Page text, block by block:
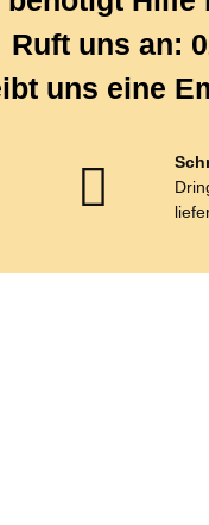
Ruft uns an:
uns eine